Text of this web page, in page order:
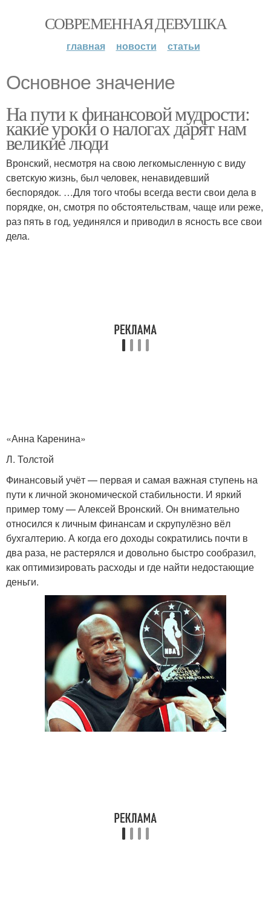
СОВРЕМЕННАЯ ДЕВУШКА
главная новости статьи
Основное значение
На пути к финансовой мудрости:
какие уроки о налогах дарят нам
великие люди
Вронский, несмотря на свою легкомысленную с виду
светскую жизнь, был человек, ненавидевший
беспорядок. …Для того чтобы всегда вести свои дела в
порядке, он, смотря по обстоятельствам, чаще или реже,
раз пять в год, уединялся и приводил в ясность все свои
дела.
«Анна Каренина»
Л. Толстой
Финансовый учёт — первая и самая важная ступень на
пути к личной экономической стабильности. И яркий
пример тому — Алексей Вронский. Он внимательно
относился к личным финансам и скрупулёзно вёл
бухгалтерию. А когда его доходы сократились почти в
два раза, не растерялся и довольно быстро сообразил,
как оптимизировать расходы и где найти недостающие
деньги.